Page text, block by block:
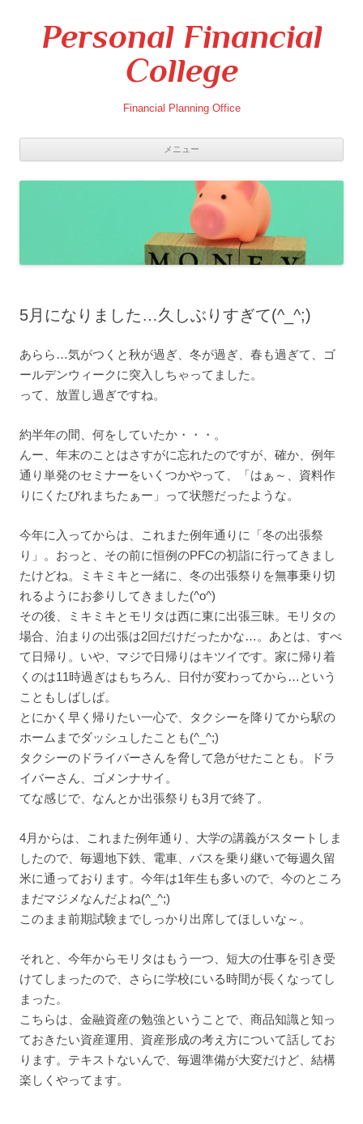
Personal Financial
College
Financial Planning Office
メニュー
ン
ン
ツ
へ
ス
キ
ッ
5月になりました…久しぶりすぎて(^_^;)
あらら…気がつくと秋が過ぎ、冬が過ぎ、春も過ぎて、ゴ
ールデンウィークに突入しちゃってました。
って、放置し過ぎですね。
約半年の間、何をしていたか・・・。
んー、年末のことはさすがに忘れたのですが、確か、例年
通り単発のセミナーをいくつかやって、「はぁ～、資料作
りにくたびれまちたぁー」って状態だったような。
今年に入ってからは、これまた例年通りに「冬の出張祭
り」。おっと、その前に恒例のPFCの初詣に行ってきまし
たけどね。ミキミキと一緒に、冬の出張祭りを無事乗り切
れるようにお参りしてきました(^o^)
その後、ミキミキとモリタは西に東に出張三昧。モリタの
場合、泊まりの出張は2回だけだったかな…。あとは、すべ
て日帰り。いや、マジで日帰りはキツイです。家に帰り着
くのは11時過ぎはもちろん、日付が変わってから…という
こともしばしば。
とにかく早く帰りたい一心で、タクシーを降りてから駅の
ホームまでダッシュしたことも(^_^;)
タクシーのドライバーさんを脅して急がせたことも。ドラ
イバーさん、ゴメンナサイ。
てな感じで、なんとか出張祭りも3月で終了。
4月からは、これまた例年通り、大学の講義がスタートしま
したので、毎週地下鉄、電車、バスを乗り継いで毎週久留
米に通っております。今年は1年生も多いので、今のところ
まだマジメなんだよね(^_^;)
このまま前期試験までしっかり出席してほしいな～。
それと、今年からモリタはもう一つ、短大の仕事を引き受
けてしまったので、さらに学校にいる時間が長くなってし
まった。
こちらは、金融資産の勉強ということで、商品知識と知っ
ておきたい資産運用、資産形成の考え方について話してお
ります。テキストないんで、毎週準備が大変だけど、結構
楽しくやってます。